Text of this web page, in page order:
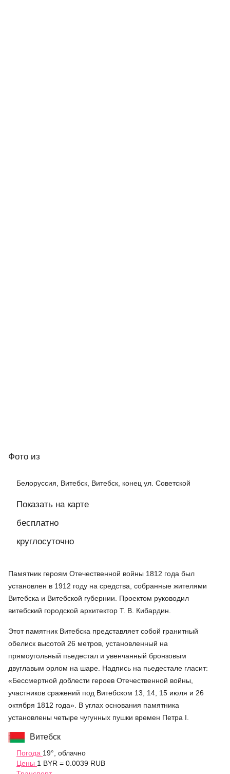
Фото из
Белоруссия, Витебск, Витебск, конец ул. Советской
Показать на карте
бесплатно
круглосуточно
Памятник героям Отечественной войны 1812 года был
установлен в 1912 году на средства, собранные жителями
Витебска и Витебской губернии. Проектом руководил
витебский городской архитектор Т. В. Кибардин.
Этот памятник Витебска представляет собой гранитный
обелиск высотой 26 метров, установленный на
прямоугольный пьедестал и увенчанный бронзовым
двуглавым орлом на шаре. Надпись на пьедестале гласит:
«Бессмертной доблести героев Отечественной войны,
участников сражений под Витебском 13, 14, 15 июля и 26
октября 1812 года». В углах основания памятника
установлены четыре чугунных пушки времен Петра I.
Витебск
Погода 19°, облачно
Цены 1 BYR = 0.0039 RUB